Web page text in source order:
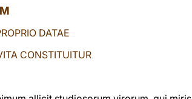
DATAE
CONSTITUITUR